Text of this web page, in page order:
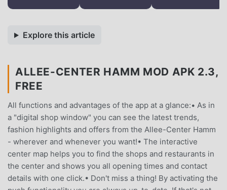
Explore this article
ALLEE-CENTER HAMM MOD APK 2.3,
FREE
All functions and advantages of the app at a glance:• As in
a "digital shop window" you can see the latest trends,
fashion highlights and offers from the Allee-Center Hamm
- wherever and whenever you want!• The interactive
center map helps you to find the shops and restaurants in
the center and shows you all opening times and contact
details with one click.• Don't miss a thing! By activating the